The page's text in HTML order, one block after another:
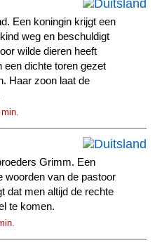
Een koningin krijgt een
weg en beschuldigt
wilde dieren heeft
een dichte toren gezet
Haar zoon laat de
Grimm. Een
woorden van de pastoor
dat men altijd de rechte
te komen.